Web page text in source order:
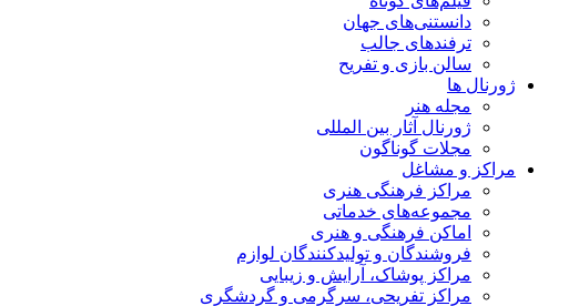
دانستنی‌های جهان
ترفندهای جالب
سالن بازی و تفریح
ژورنال ها
مجله هنر
ژورنال آثار بین المللی
مجلات گوناگون
مراکز و مشاغل
مراکز فرهنگی هنری
مجموعه‌های خدماتی
اماکن فرهنگی و هنری
فروشندگان و تولیدکنندگان لوازم
مراکز پوشاک، آرایش و زیبایی
مراکز تفریحی، سرگرمی و گردشگری